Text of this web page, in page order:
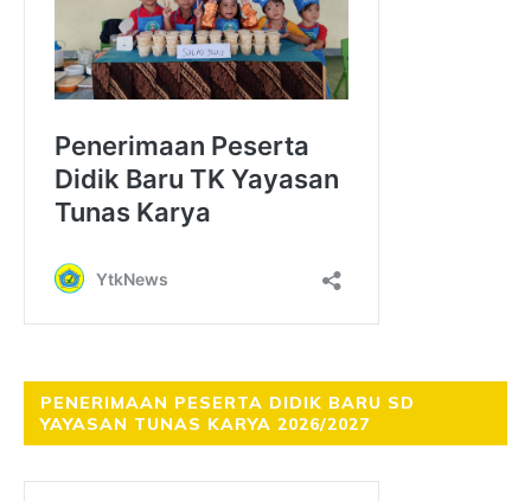
PENERIMAAN PESERTA DIDIK BARU SD
YAYASAN TUNAS KARYA 2026/2027